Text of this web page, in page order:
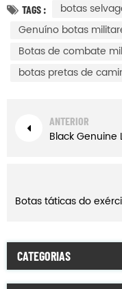
TAGS :
botas
Genuíno botas
Botas de combate
botas pretas de
ANTERIOR
CATEGORIAS